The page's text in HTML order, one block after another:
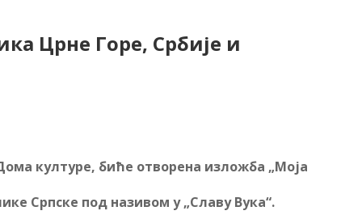
Црне Горе, Србије и
културе, биће отворена изложба „Моја
Српске под називом у „Славу Вука“.